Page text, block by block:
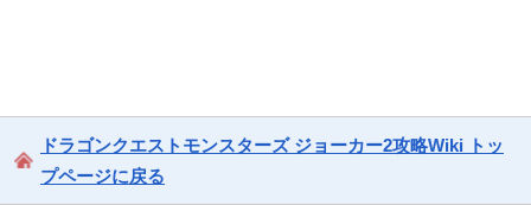
ドラゴンクエストモンスターズ ジョーカー2攻略Wiki トッ
プページに戻る